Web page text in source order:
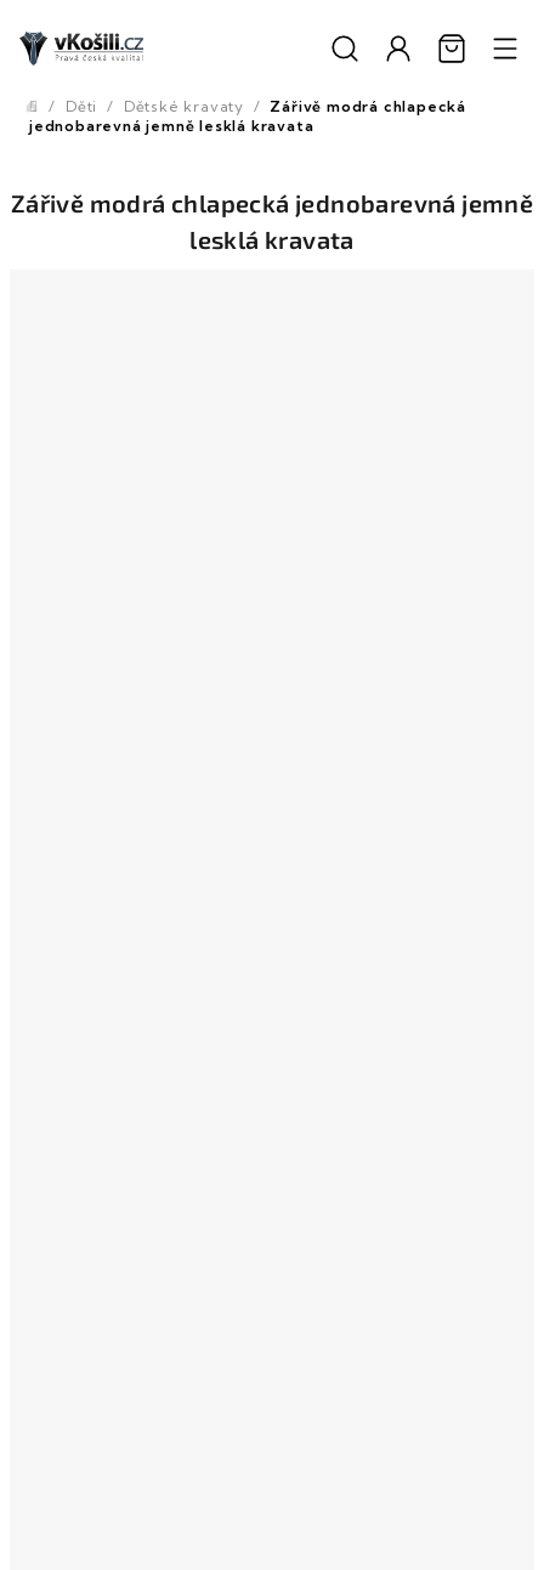
obsah
Domů
/ Děti / Dětské kravaty / Zářivě modrá chlapecká
jednobarevná jemně lesklá kravata
Zářivě modrá chlapecká jednobarevná jemně
lesklá kravata